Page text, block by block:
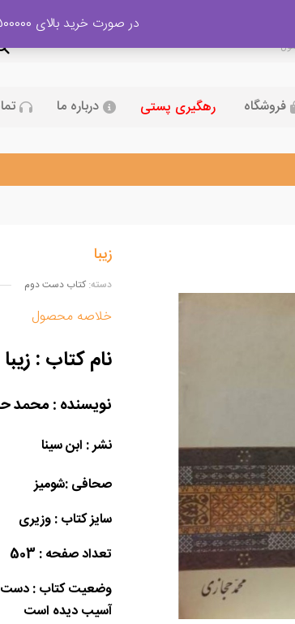
فروشگاه رهگیری پستی درباره ما
زیبا
دسته: کتاب دست دوم
خلاصه محصول
نام کتاب : زیبا
نویسنده : محمد
نشر : ابن سینا
صحافی :شومیز
سایز کتاب : وزیری
تعداد صفحه : 503
وضعیت کتاب : دست
آسیب دیده است
در صورت خرید بالای 3500000 تومان ارسال پستی رایگان میباشد.